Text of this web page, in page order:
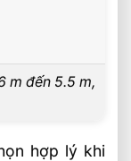
m đến 5.5 m,
hợp lý khi